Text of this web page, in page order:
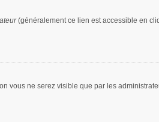
(généralement ce lien est accessible en
vous ne serez visible que par les